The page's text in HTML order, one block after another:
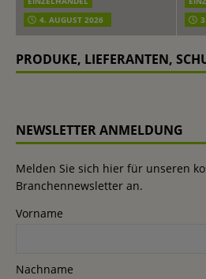
4. AUGUST 2026
PRODUKE, LIEFERANTEN,
NEWSLETTER ANMELDUNG
Melden Sie sich hier für unseren
Branchennewsletter an.
Vorname
Nachname